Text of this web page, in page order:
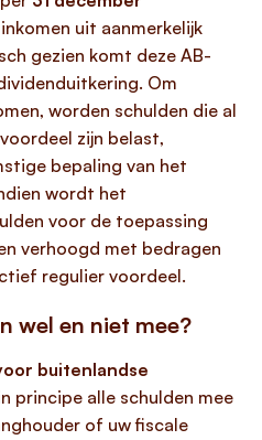
uit aanmerkelijk
gezien komt deze AB-
Om
worden schulden die al
zijn belast,
bepaling van het
wordt het
voor de toepassing
verhoogd met bedragen
regulier voordeel.
wel en niet mee?
buitenlandse
principe alle schulden mee
of uw fiscale